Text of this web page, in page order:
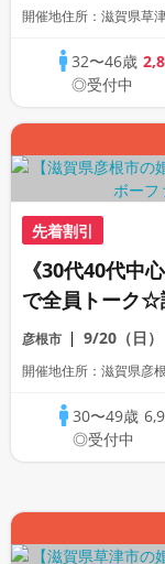
開催地住所：滋賀県草
32〜46歳
◎受付中
先着割引
《30代40代中
で全員トーク☆
ー
彦根市 9/20（日）
開催地住所：滋賀県彦
30〜49歳
◎受付中